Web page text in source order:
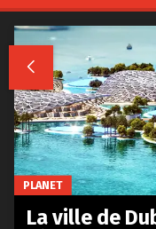

PLANET
La ville de